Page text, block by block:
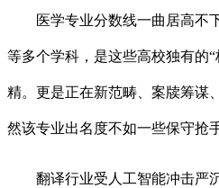
医学专业分数线一曲居高不下
等多个学科，是这些高校独有的
精。更是正在新范畴、案牍筹谋
然该专业出名度不如一些保守抢
翻译行业受人工智能冲击严沉